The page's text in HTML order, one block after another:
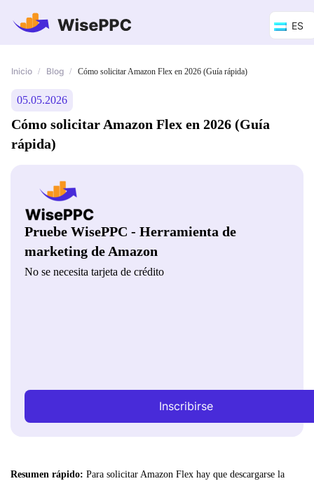
ES
Inicio / Blog / Cómo solicitar Amazon Flex en 2026 (Guía rápida)
05.05.2026
Cómo solicitar Amazon Flex en 2026 (Guía
rápida)
Pruebe WisePPC - Herramienta de
marketing de Amazon
No se necesita tarjeta de crédito
Inscribirse
Resumen rápido: Para solicitar Amazon Flex hay que descargarse la